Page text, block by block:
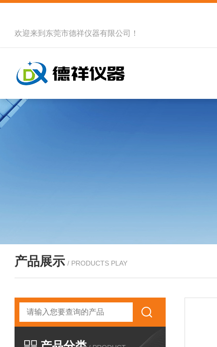
欢迎来到 东莞市德祥仪器有限公司 ！
产品展示 / PRODUCTS PLAY